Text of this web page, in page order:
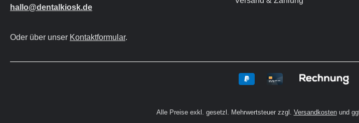
hallo@dentalkiosk.de
Oder über unser Kontaktformular.
Alle Preise exkl. gesetzl. Mehrwertsteuer zzgl. Versandkostenund